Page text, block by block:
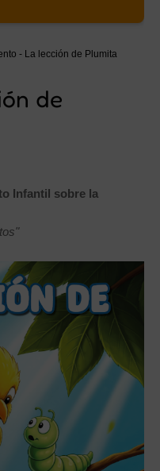
- La lección de Plumita
de
Infantil sobre la